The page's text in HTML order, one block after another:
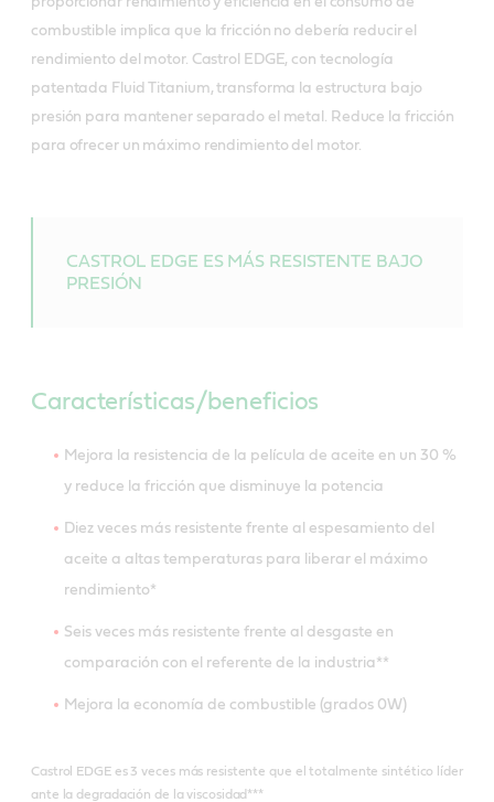
combustible implica que la fricción no debería reducir el
rendimiento del motor. Castrol EDGE, con tecnología
patentada Fluid Titanium, transforma la estructura bajo
presión para mantener separado el metal. Reduce la fricción
para ofrecer un máximo rendimiento del motor.
CASTROL EDGE ES MÁS RESISTENTE BAJO
PRESIÓN
Características/beneficios
Mejora la resistencia de la película de aceite en un 30 %
y reduce la fricción que disminuye la potencia
Diez veces más resistente frente al espesamiento del
aceite a altas temperaturas para liberar el máximo
rendimiento*
Seis veces más resistente frente al desgaste en
comparación con el referente de la industria**
Mejora la economía de combustible (grados 0W)
Castrol EDGE es 3 veces más resistente que el totalmente sintético líder
ante la degradación de la viscosidad***